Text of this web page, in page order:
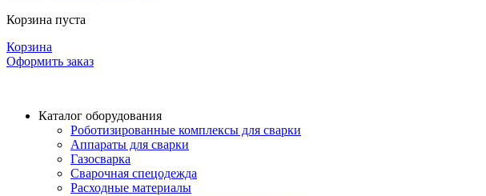
Корзина пуста
Корзина
Оформить заказ
Каталог оборудования
Роботизированные комплексы для сварки
Аппараты для сварки
Газосварка
Сварочная спецодежда
Расходные материалы